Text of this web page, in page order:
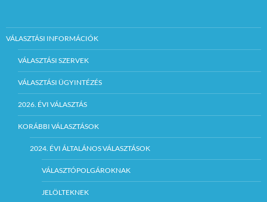
VÁLASZTÁSI INFORMÁCIÓK
VÁLASZTÁSI SZERVEK
VÁLASZTÁSI ÜGYINTÉZÉS
2026. ÉVI VÁLASZTÁS
KORÁBBI VÁLASZTÁSOK
2024. ÉVI ÁLTALÁNOS VÁLASZTÁSOK
VÁLASZTÓPOLGÁROKNAK
JELÖLTEKNEK